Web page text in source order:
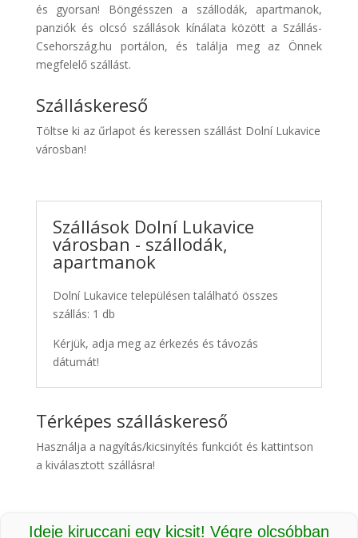
Discover
Cars
Transzfer
Kiwi
Taxi
és gyorsan! Böngésszen a szállodák, apartmanok,
panziók és olcsó szállások kínálata között a Szállás-
Csehország.hu portálon, és találja meg az Önnek
megfelelő szállást.
Szálláskereső
Töltse ki az űrlapot és keressen szállást Dolní Lukavice
városban!
Szállások Dolní Lukavice
városban - szállodák,
apartmanok
Dolní Lukavice településen található összes
szállás: 1 db
Kérjük, adja meg az érkezés és távozás
dátumát!
Térképes szálláskereső
Használja a nagyítás/kicsinyítés funkciót és kattintson
a kiválasztott szállásra!
Ideje kiruccani egy kicsit! Végre olcsóbban